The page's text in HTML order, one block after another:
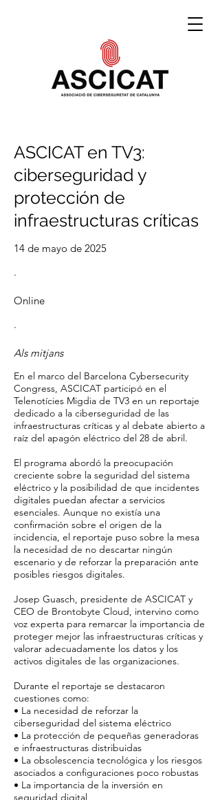
ASCICAT en TV3:
ciberseguridad y
protección de
infraestructuras críticas
14 de mayo de 2025
·
Online
·
Als mitjans
En el marco del Barcelona Cybersecurity
Congress, ASCICAT participó en el
Telenotícies Migdia de TV3 en un reportaje
dedicado a la ciberseguridad de las
infraestructuras críticas y al debate abierto a
raíz del apagón eléctrico del 28 de abril.
El programa abordó la preocupación
creciente sobre la seguridad del sistema
eléctrico y la posibilidad de que incidentes
digitales puedan afectar a servicios
esenciales. Aunque no existía una
confirmación sobre el origen de la
incidencia, el reportaje puso sobre la mesa
la necesidad de no descartar ningún
escenario y de reforzar la preparación ante
posibles riesgos digitales.
Josep Guasch, presidente de ASCICAT y
CEO de Brontobyte Cloud, intervino como
voz experta para remarcar la importancia de
proteger mejor las infraestructuras críticas y
valorar adecuadamente los datos y los
activos digitales de las organizaciones.
Durante el reportaje se destacaron
cuestiones como:
• La necesidad de reforzar la
ciberseguridad del sistema eléctrico
• La protección de pequeñas generadoras
e infraestructuras distribuidas
• La obsolescencia tecnológica y los riesgos
asociados a configuraciones poco robustas
• La importancia de la inversión en
seguridad digital